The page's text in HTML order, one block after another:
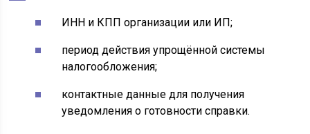
ИНН и КПП организации или ИП;
период действия упрощённой системы
налогообложения;
контактные данные для получения
уведомления о готовности справки.